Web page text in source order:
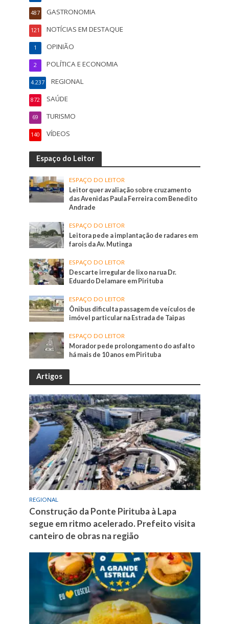
GASTRONOMIA
487
NOTÍCIAS EM DESTAQUE
121
OPINIÃO
1
POLÍTICA E ECONOMIA
2
REGIONAL
4.237
SAÚDE
872
TURISMO
69
VÍDEOS
140
Espaço do Leitor
ESPAÇO DO LEITOR
Leitor quer avaliação sobre cruzamento
das Avenidas Paula Ferreira com Benedito
Andrade
ESPAÇO DO LEITOR
Leitora pede a implantação de radares em
farois da Av. Mutinga
ESPAÇO DO LEITOR
Descarte irregular de lixo na rua Dr.
Eduardo Delamare em Pirituba
ESPAÇO DO LEITOR
Ônibus dificulta passagem de veículos de
imóvel particular na Estrada de Taipas
ESPAÇO DO LEITOR
Morador pede prolongamento do asfalto
há mais de 10 anos em Pirituba
Artigos
REGIONAL
Construção da Ponte Pirituba à Lapa
segue em ritmo acelerado. Prefeito visita
canteiro de obras na região